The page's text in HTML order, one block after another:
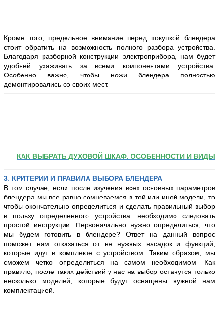
Кроме того, предельное внимание перед покупкой блендера
стоит обратить на возможность полного разбора устройства.
Благодаря разборной конструкции электроприбора, нам будет
удобней ухаживать за всеми компонентами устройства.
Особенно важно, чтобы ножи блендера полностью
демонтировались со своих мест.
КАК ВЫБРАТЬ ДУХОВОЙ ШКАФ. ОСОБЕННОСТИ И ВИДЫ
3 КРИТЕРИИ И ПРАВИЛА ВЫБОРА БЛЕНДЕРА
В том случае, если после изучения всех основных параметров
блендера мы все равно сомневаемся в той или иной модели, то
чтобы окончательно определиться и сделать правильный выбор
в пользу определенного устройства, необходимо следовать
простой инструкции. Первоначально нужно определиться, что
мы будем готовить в блендере? Ответ на данный вопрос
поможет нам отказаться от не нужных насадок и функций,
которые идут в комплекте с устройством. Таким образом, мы
сможем четко определиться на самом необходимом. Как
правило, после таких действий у нас на выбор останутся только
несколько моделей, которые будут оснащены нужной нам
комплектацией.